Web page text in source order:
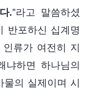
.”라고 말씀하셨
반포하신 십계명
류가 여전히 지
냐하면 하나님의
물의 실제이며 시